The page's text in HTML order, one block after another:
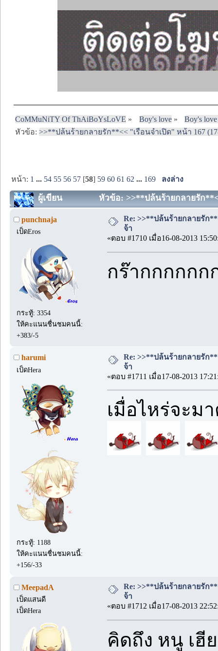
CoMMuNiTY Of ThAiBoYsLoVE » Boy's love»
Boy's
หัวข้อ:>>**ปล้นร้ายกลายรัก**<< "เรือนจำเปิด" หน้า 167
หน้า: 1 ... 54 55 56 57 [58] 59 60 61 62 ... 169 ลงล่าง
ผู้เขียน หัวข้อ: >>**ปล้นร้ายกลายรัก
punchnaja
เป็ดEros
กระทู้: 3354
ให้คะแนนชื่นชมคนนี้:
+383/-5
Re: >>**ปล้นร้ายกลายรัก
จ้า
«ตอบ #1710 เมื่อ16-08-2013
กร๊ากกกกกก
harumi
เป็ดHera
กระทู้: 1188
ให้คะแนนชื่นชมคนนี้:
+156/-33
Re: >>**ปล้นร้ายกลายรัก
จ้า
«ตอบ #1711 เมื่อ17-08-2013
เมื่อไหร่จะม
MeepadA
เป็ดแสนดี
เป็ดHera
Re: >>**ปล้นร้ายกลายรัก
จ้า
«ตอบ #1712 เมื่อ17-08-2013
คิดถึง หนู เ